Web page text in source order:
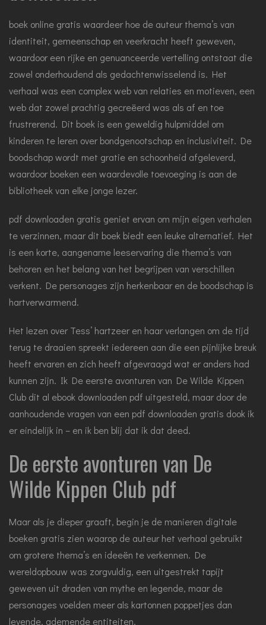
boek online gratis waardeer hoe de auteur thema’s van
identiteit, gemeenschap en veerkracht heeft geweven,
waardoor een rijke en genuanceerde vertelling ontstaat die
zowel onderhoudend als gedachtenwisselend is. Het
verhaal was een complex web van relaties en motieven, een
web dat zowel prachtig gecreëerd was als af en toe
frustrerend. Dit boek is een geweldig hulpmiddel om
kinderen te leren over bondgenootschap en inclusiviteit. De
boodschap wordt met gratie en schoonheid afgeleverd,
waardoor boeken een waardevolle toevoeging is aan de
bibliotheek van elke jonge lezer.
pdf downloaden gratis geniet ervan om mijn eigen verhalen
te verzinnen, maar dit boek biedt een leuke alternatief. Het
is een korte, aangename leeservaring die thema’s van
behoren en het belang van het begrijpen van verschillen
verkent. De personages zijn herkenbaar en de boodschap is
hartverwarmend.
Het lezen over Tess’ hartzeer en haar verlangen om de tijd
terug te draaien spreekt iedereen aan die een pijnlijke breuk
heeft ervaren en zich heeft afgevraagd wat er anders had
kunnen zijn. Ik De eerste avonturen van De Wilde Kippen
Club dit al ebook downloaden pdf uitgesteld, maar door de
aanhoudende vragen van een pdf downloaden gratis dook ik
er eindelijk in – en ik ben blij dat ik dat deed.
De eerste avonturen van De
Wilde Kippen Club pdf
Maar als je dieper graaft, begin je de manieren digitale
boeken gratis zien waarop de auteur het verhaal gebruikt
om grotere thema’s en ideeën te verkennen. De
wereldopbouw was zorgvuldig, een uitgestrekt tapijt
geweven uit draden van mythe en legende, maar de
personages voelden meer als kartonnen poppetjes dan
levende, ademende entiteiten.